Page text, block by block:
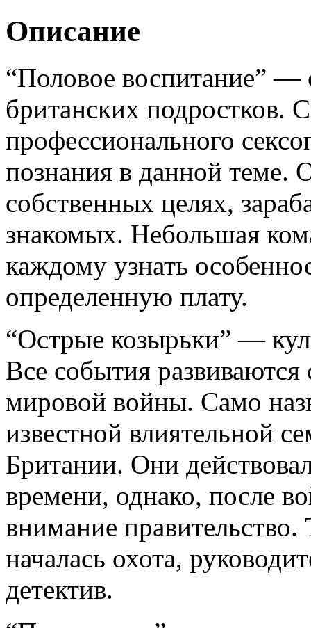
Описание
“Половое воспитание” —
британских подростков.
профессионального
познания в данной теме.
собственных целях,
знакомых. Небольшая
каждому узнать
определенную плату.
“Острые козырьки” —
Все события
мировой войны. Само
известной влиятельной
Британии. Они
времени, однако, после
внимание
началась охота,
детектив.